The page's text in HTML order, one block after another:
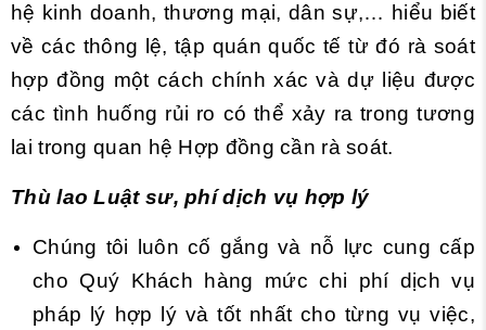
hệ kinh doanh, thương mại, dân sự,… hiểu biết
về các thông lệ, tập quán quốc tế từ đó rà soát
hợp đồng một cách chính xác và dự liệu được
các tình huống rủi ro có thể xảy ra trong tương
lai trong quan hệ Hợp đồng cần rà soát.
Thù lao Luật sư, phí dịch vụ hợp lý
Chúng tôi luôn cố gắng và nỗ lực cung cấp
cho Quý Khách hàng mức chi phí dịch vụ
pháp lý hợp lý và tốt nhất cho từng vụ việc,